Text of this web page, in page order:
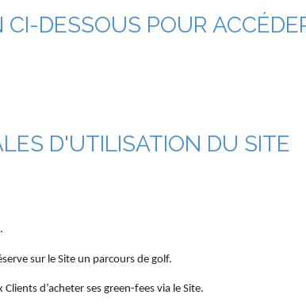
DESSOUS POUR
D'UTILISATION DU SITE
sur le Site un parcours de golf.
d’acheter ses green-fees via le Site.